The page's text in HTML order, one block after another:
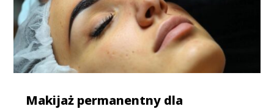
Makijaż permanentny dla